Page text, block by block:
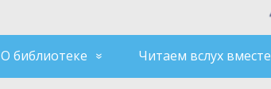
О библиотеке Читаем вслух вместе